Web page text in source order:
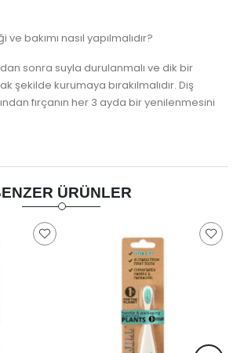
bakımı nasıl yapılmalıdır?
sonra suyla durulanmalı ve dik bir
şekilde kurumaya bırakılmalıdır. Diş
fırçanın her 3 ayda bir yenilenmesini
ÜRÜNLER